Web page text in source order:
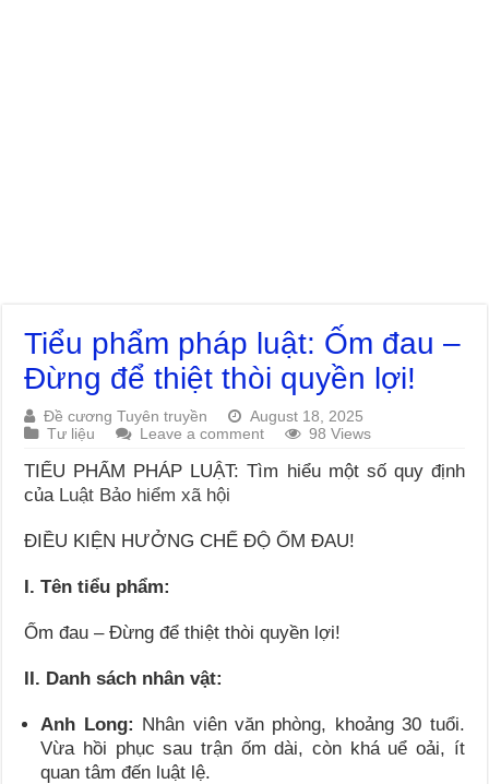
Tiểu phẩm pháp luật: Ốm đau –
Đừng để thiệt thòi quyền lợi!
Đề cương Tuyên truyền
August 18, 2025
Tư liệu
Leave a comment 98 Views
TIỂU PHẨM PHÁP LUẬT: Tìm hiểu một số quy định
của Luật Bảo hiểm xã hội
ĐIỀU KIỆN HƯỞNG CHẾ ĐỘ ỐM ĐAU!
I. Tên tiểu phẩm:
Ốm đau – Đừng để thiệt thòi quyền lợi!
II. Danh sách nhân vật:
Anh Long: Nhân viên văn phòng, khoảng 30 tuổi.
Vừa hồi phục sau trận ốm dài, còn khá uể oải, ít
quan tâm đến luật lệ.